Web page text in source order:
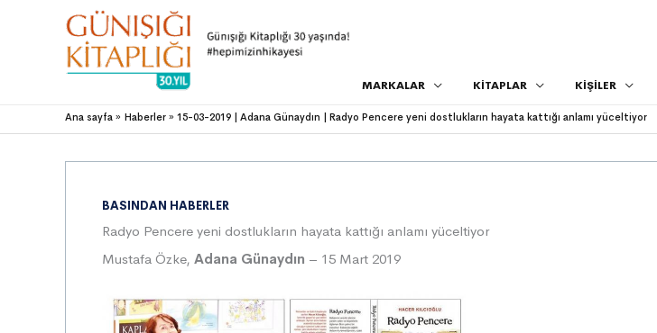
MARKALAR KİTAPLAR KİŞİLER
Ana sayfa Haberler 15-03-2019 | Adana Günaydın | Radyo Pencere yeni dostlukların hayata kattığı anlamı yüceltiyor
BASINDAN HABERLER
Radyo Pencere yeni dostlukların hayata kattığı anlamı yüceltiyor
Mustafa Özke, Adana Günaydın – 15 Mart 2019